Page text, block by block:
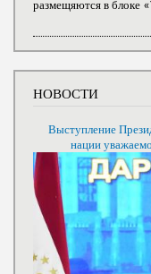
размещяются в блоке
НОВОСТИ
Выступление
нации